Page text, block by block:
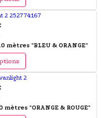
"BLEU & ORANGE"
"ORANGE & ROUGE"